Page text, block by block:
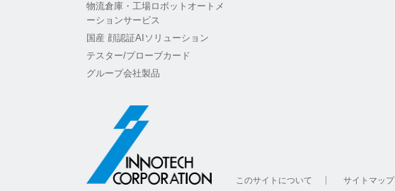
物流倉庫・工場ロボットオートメ
ーションサービス
国産 顔認証AIソリューション
テスター/プローブカード
グループ会社製品
このサイトについて サイトマップ